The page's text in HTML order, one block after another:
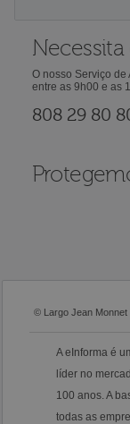
Necessita
O nosso Serviço
entre as 9h00 e as
808 29 80
© Largo Jean Monnet
A eInforma é
líder no
100 anos. A
todas as